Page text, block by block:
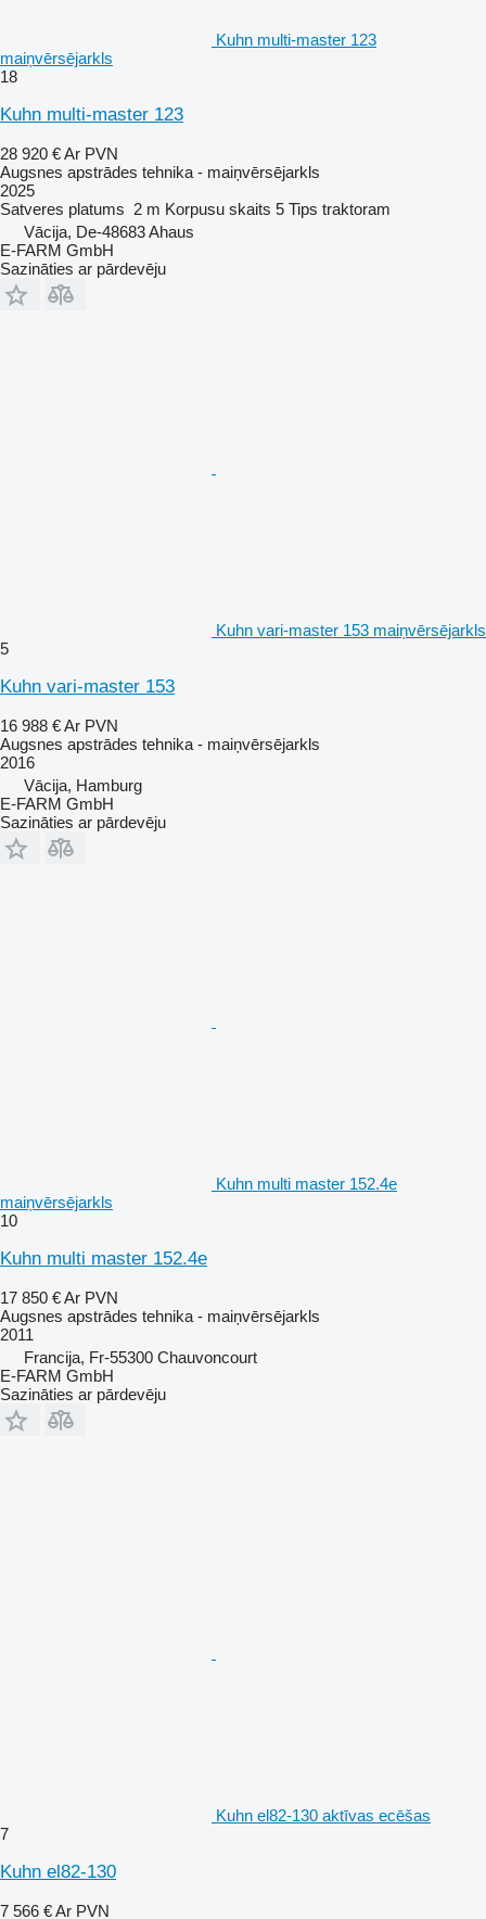
Kuhn multi-master 123
maiņvērsējarkls
18
Kuhn multi-master 123
28 920 €Ar PVN
Augsnes apstrādes tehnika - maiņvērsējarkls
2025
Satveres platums 2 m Korpusu skaits 5 Tips traktoram
Vācija, De-48683 Ahaus
E-FARM GmbH
Sazināties ar pārdevēju
Kuhn vari-master 153 maiņvērsējarkls
5
Kuhn vari-master 153
16 988 €Ar PVN
Augsnes apstrādes tehnika - maiņvērsējarkls
2016
Vācija, Hamburg
E-FARM GmbH
Sazināties ar pārdevēju
Kuhn multi master 152.4e
maiņvērsējarkls
10
Kuhn multi master 152.4e
17 850 €Ar PVN
Augsnes apstrādes tehnika - maiņvērsējarkls
2011
Francija, Fr-55300 Chauvoncourt
E-FARM GmbH
Sazināties ar pārdevēju
Kuhn el82-130 aktīvas ecēšas
7
Kuhn el82-130
7 566 €Ar PVN